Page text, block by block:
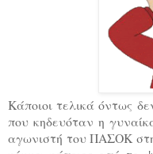
Κάποιοι τελικά όντως
που κηδευόταν η
αγωνιστή του ΠΑΣΟΚ